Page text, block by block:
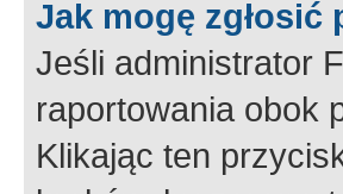
Jak mogę
Jeśli administrator
raportowania obok
Klikając ten